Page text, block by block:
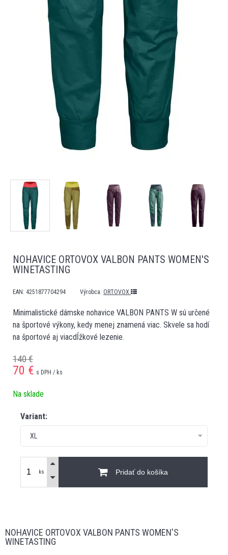
NOHAVICE ORTOVOX VALBON PANTS WOMEN'S
WINETASTING
EAN: 4251877704294 Výrobca: ORTOVOX
Minimalistické dámske nohavice VALBON PANTS W sú určené
na športové výkony, kedy menej znamená viac. Skvele sa hodí
na športové aj viacdĺžkové lezenie.
140 €
70 € s DPH / ks
Na sklade
Variant:
XL
ks Pridať do košíka
NOHAVICE ORTOVOX VALBON PANTS WOMEN'S
WINETASTING